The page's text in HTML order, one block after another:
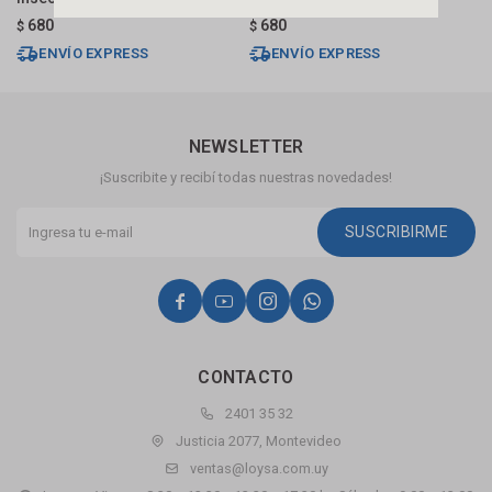
$ 680
ENVÍO EXPRESS
$ 680
ENVÍO EXPRESS
CONTACTO
2401 35 32
Justicia 2077, Montevideo
ventas@loysa.com.uy
NEWSLETTER
¡Suscribite y recibí todas nuestras novedades!
SUSCRIBIRME
   